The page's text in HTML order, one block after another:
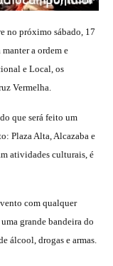
no próximo sábado, 17
a ordem e
e Local, os
Vermelha.
que será feito um
Plaza Alta, Alcazaba e
atividades culturais, é
com qualquer
grande bandeira do
álcool, drogas e armas.